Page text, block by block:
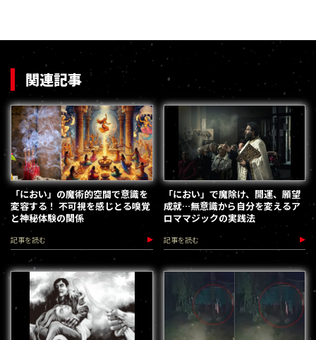
関連記事
「におい」の魔術的空間で意識を
変容する！ 不可視を感じとる嗅覚
と神秘体験の関係
記事を読む
「におい」で魔除け、開運、願望
成就…無意識から自分を変えるア
ロママジックの実践法
記事を読む